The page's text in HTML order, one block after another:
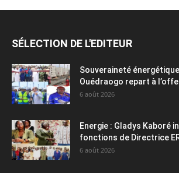
SÉLECTION DE L'EDITEUR
Souveraineté énergétique
Ouédraogo repart à
6 août 2026
Energie : Gladys Kaboré
fonctions de Directrice
6 août 2026